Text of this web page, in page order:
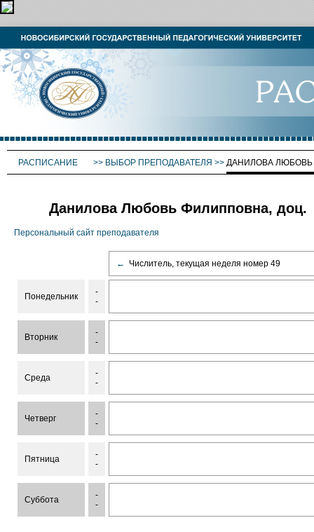
РАСПИСАНИЕ >> ВЫБОР ПРЕПОДАВАТЕЛЯ >> ДАНИЛОВА
Данилова Любовь Филипповна, доц.
Персональный сайт преподавателя
← Числитель, текущая неделя номер 49
Понедельник
-
-
Вторник
-
-
Среда
-
-
Четверг
-
-
Пятница
-
-
Суббота
-
-